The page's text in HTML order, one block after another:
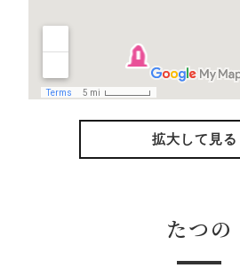
拡大して見る
たつの